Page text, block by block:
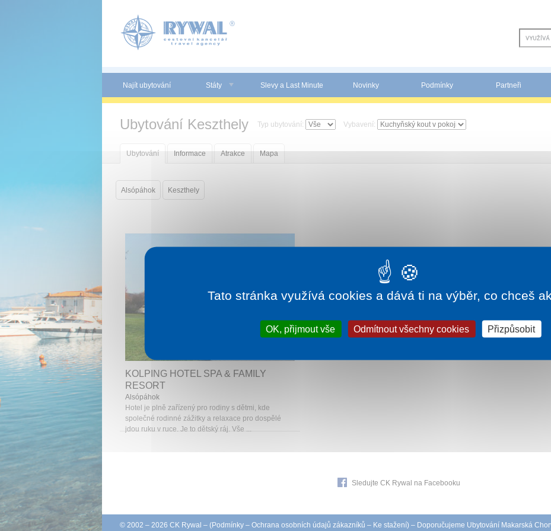
Najít ubytování Státy Slevy a Last Minute Novinky Podmínky Partneři
Ubytování Keszthely Typ ubytování: Vybavení:
Ubytování Informace Atrakce Mapa
Alsópáhok Keszthely
KOLPING HOTEL SPA & FAMILY
RESORT
Alsópáhok
Hotel je plně zařízený pro rodiny s dětmi, kde
společné rodinné zážitky a relaxace pro dospělé
jdou ruku v ruce. Je to dětský ráj. Vše ...
Sledujte CK Rywal na Facebooku
© 2002 – 2026 CK Rywal – (Podmínky – Ochrana osobních údajů zákazníků – Ke stažení) – Doporučujeme Ubytování Makarská
Tato stránka využívá cookies a dává ti na výběr, co chceš
OK, přijmout vše Odmítnout všechny cookies Přizpůsobit